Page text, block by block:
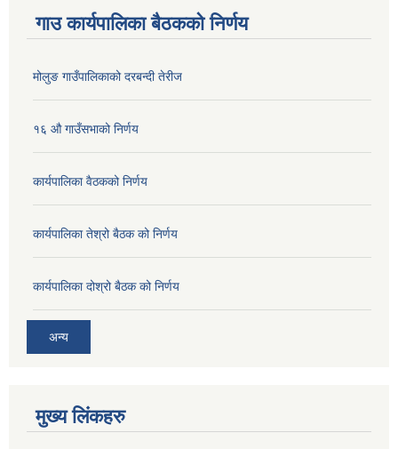
गाउ कार्यपालिका बैठकको निर्णय
मोलुङ गाउँपालिकाको दरबन्दी तेरीज
१६ औ गाउँसभाको निर्णय
कार्यपालिका वैठकको निर्णय
कार्यपालिका तेश्रो बैठक को निर्णय
कार्यपालिका दोश्रो बैठक को निर्णय
अन्य
मुख्य लिंकहरु